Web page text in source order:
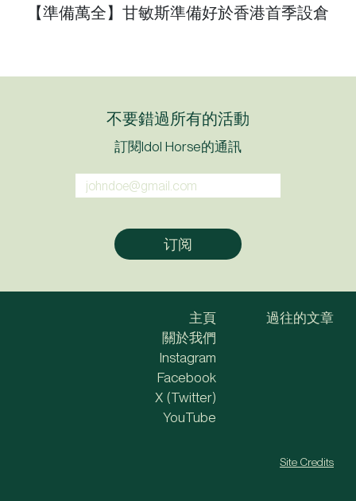
【準備萬全】甘敏斯準備好於香港首季設倉
不要錯過所有的活動
訂閱Idol Horse的通訊
主頁
關於我們
過往的文章
Instagram
Facebook
X (Twitter)
YouTube
Site Credits